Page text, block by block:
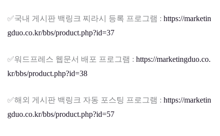
✅​국내 게시판 백링크 찌라시 등록 프로그램 : https://marketin
gduo.co.kr/bbs/product.php?id=37
✅​워드프레스 웹문서 배포 프로그램 : https://marketingduo.co.
kr/bbs/product.php?id=38
✅​해외 게시판 백링크 자동 포스팅 프로그램 : https://marketin
gduo.co.kr/bbs/product.php?id=57